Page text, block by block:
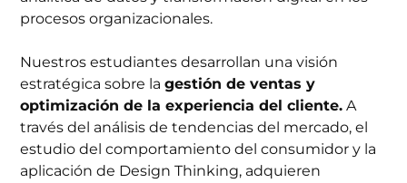
procesos organizacionales.
Nuestros estudiantes desarrollan una visión
estratégica sobre lagestión de ventas y
optimización de la experiencia del cliente. A
través del análisis de tendencias del mercado, el
estudio del comportamiento del consumidor y la
aplicación de Design Thinking, adquieren